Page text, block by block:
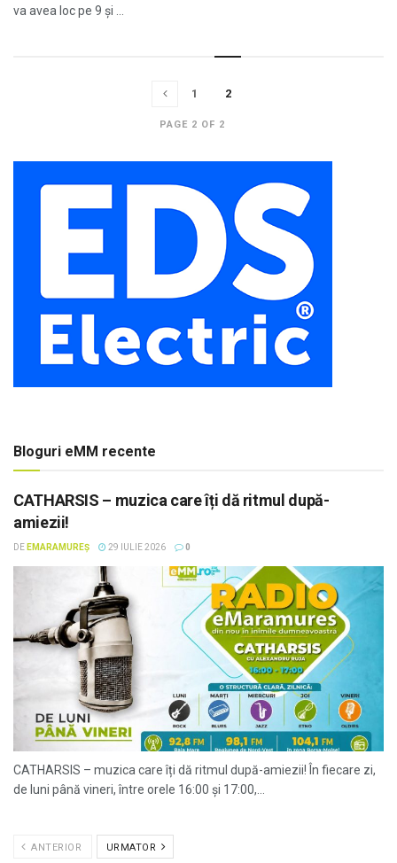
va avea loc pe 9 și ...
PAGE 2 OF 2
1 2
Bloguri eMM recente
CATHARSIS – muzica care îți dă ritmul după-
amiezii!
DE EMARAMUREȘ 29 IULIE 2026 0
CATHARSIS – muzica care îți dă ritmul după-amiezii! În fiecare zi,
de luni până vineri, între orele 16:00 și 17:00,...
ANTERIOR URMATOR